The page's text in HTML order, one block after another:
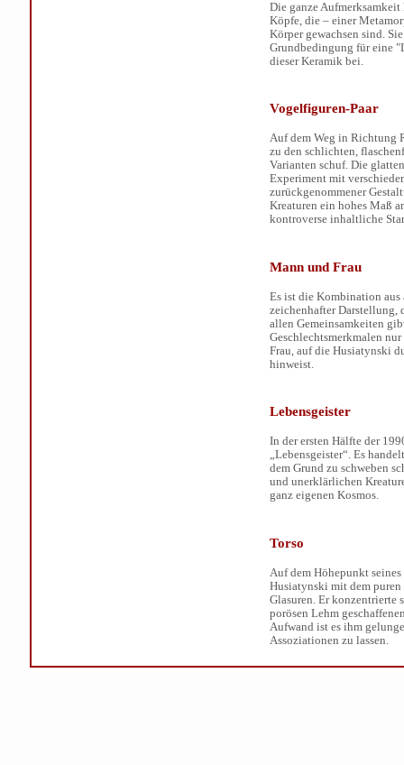
Die ganze
Köpfe, die – einer
Körper gewachsen sind.
Grundbedingung für eine
dieser Keramik bei.
Vogelfiguren-Paar
Auf dem Weg in Richtung
zu den schlichten,
Varianten schuf. Die
Experiment mit
zurückgenommener
Kreaturen ein hohes Maß
kontroverse inhaltliche
Mann und Frau
Es ist die Kombination
zeichenhafter Darstellung,
allen Gemeinsamkeiten
Geschlechtsmerkmalen
Frau, auf die Husiatynski
hinweist.
Lebensgeister
In der ersten Hälfte der
„Lebensgeister“. Es
dem Grund zu schweben
und unerklärlichen
ganz eigenen Kosmos.
Torso
Auf dem Höhepunkt
Husiatynski mit dem
Glasuren. Er konzentrierte
porösen Lehm
Aufwand ist es ihm
Assoziationen zu lassen.